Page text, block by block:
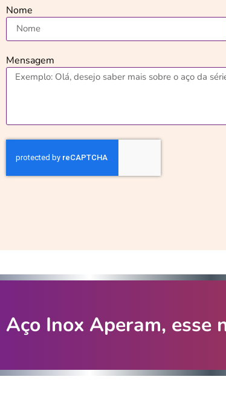
Nome
Mensagem
Aço Inox Aperam, esse